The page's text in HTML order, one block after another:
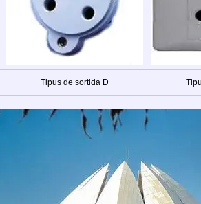
Tipus de sortida D